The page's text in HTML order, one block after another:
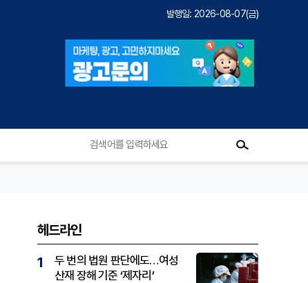
발행일: 2026-08-07(금)
헤드라인
1
두 번의 법원 판단에도…여성
산재 장해 기준 ‘제자리’